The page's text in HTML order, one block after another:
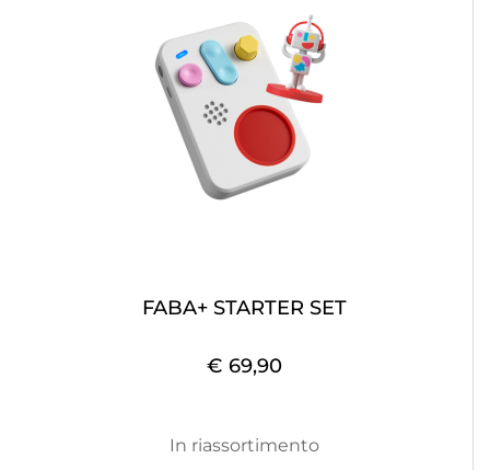
FABA+ STARTER SET
€ 69,90
In riassortimento